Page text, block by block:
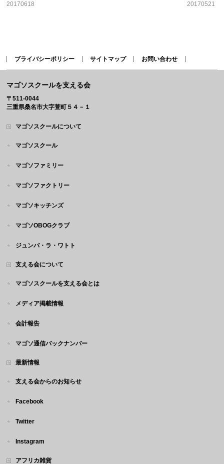
20170618 20170521
プライバシーポリシー サイトマップ お問い合わせ
マゴソスクールを支える会
〒511-0044
三重県桑名市大字萱町５４－１
マゴソスクールについて
マゴソスクール
マゴソファミリー
マゴソファクトリー
マゴソキッチンズ
マゴソOBOGクラブ
ジュンバ・ラ・ワトト
支える会について
マゴソスクールを支える会とは
メディア掲載情報
会計報告
マゴソ通信バックナンバー
最新情報
支える会からのお知らせ
Facebook
Twitter
Instagram
アフリカ雑貨